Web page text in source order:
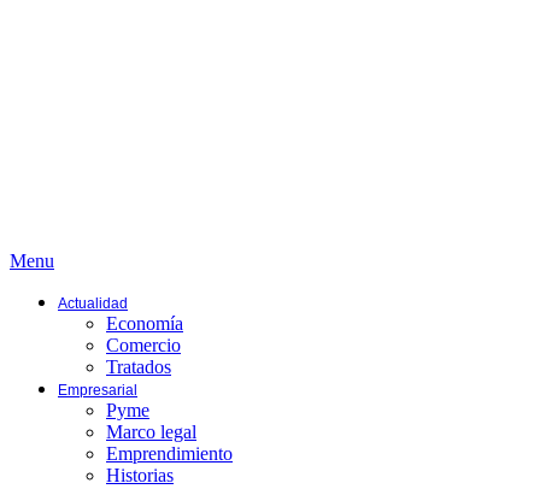
Menu
Actualidad
Economía
Comercio
Tratados
Empresarial
Pyme
Marco legal
Emprendimiento
Historias